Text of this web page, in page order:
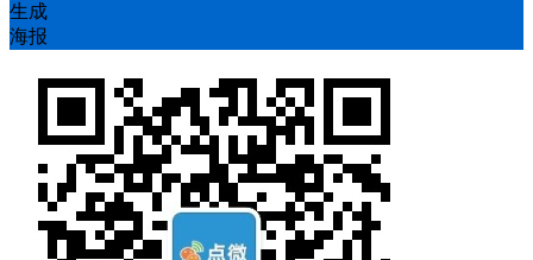
生成
海报